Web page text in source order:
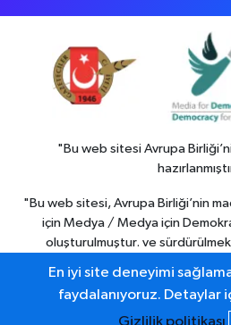
"Bu web sitesi Avrupa
"Bu web sitesi, Avrupa Birliği’nin
için Medya / Medya için
oluşturulmuştur. ve
görüşlerini yansıtmak
En iyi site deneyimi
faydalanıyoruz. Detaylar
Gizlilik politikası